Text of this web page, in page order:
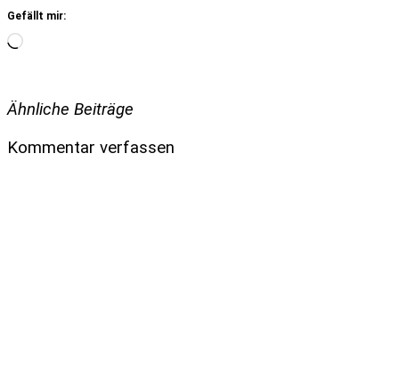
Gefällt mir:
Wird
Ähnliche Beiträge
Kommentar verfassen